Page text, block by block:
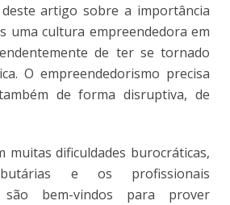
artigo sobre a importância
uma cultura empreendedora em
de ter se tornado
O empreendedorismo precisa
de forma disruptiva, de
muitas dificuldades burocráticas,
e os profissionais
são bem-vindos para prover